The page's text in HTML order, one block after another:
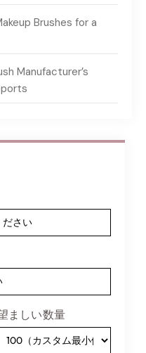
Brushes for a
Manufacturer’s
ましい数量